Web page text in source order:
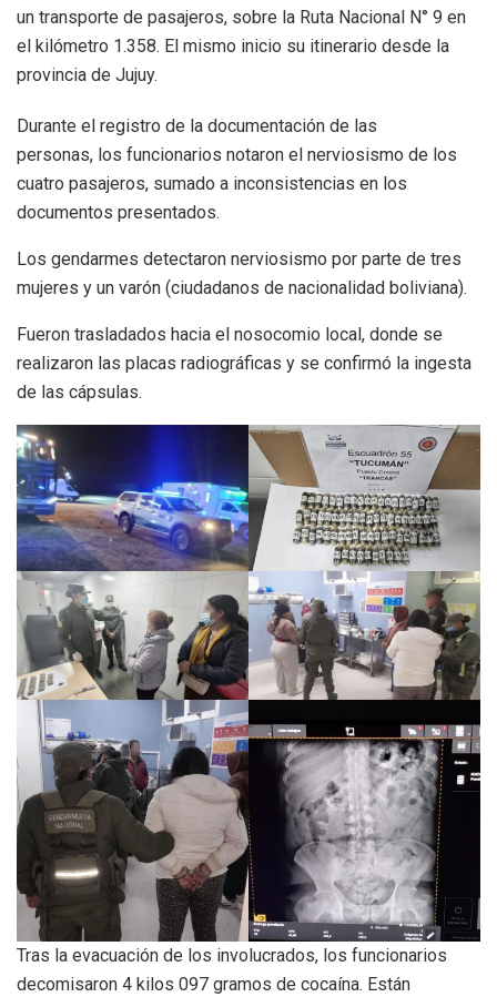
un transporte de pasajeros, sobre la Ruta Nacional N° 9 en
el kilómetro 1.358. El mismo inicio su itinerario desde la
provincia de Jujuy.
Durante el registro de la documentación de las
personas, los funcionarios notaron el nerviosismo de los
cuatro pasajeros, sumado a inconsistencias en los
documentos presentados.
Los gendarmes detectaron nerviosismo por parte de tres
mujeres y un varón (ciudadanos de nacionalidad boliviana).
Fueron trasladados hacia el nosocomio local, donde se
realizaron las placas radiográficas y se confirmó la ingesta
de las cápsulas.
Tras la evacuación de los involucrados, los funcionarios
decomisaron 4 kilos 097 gramos de cocaína. Están